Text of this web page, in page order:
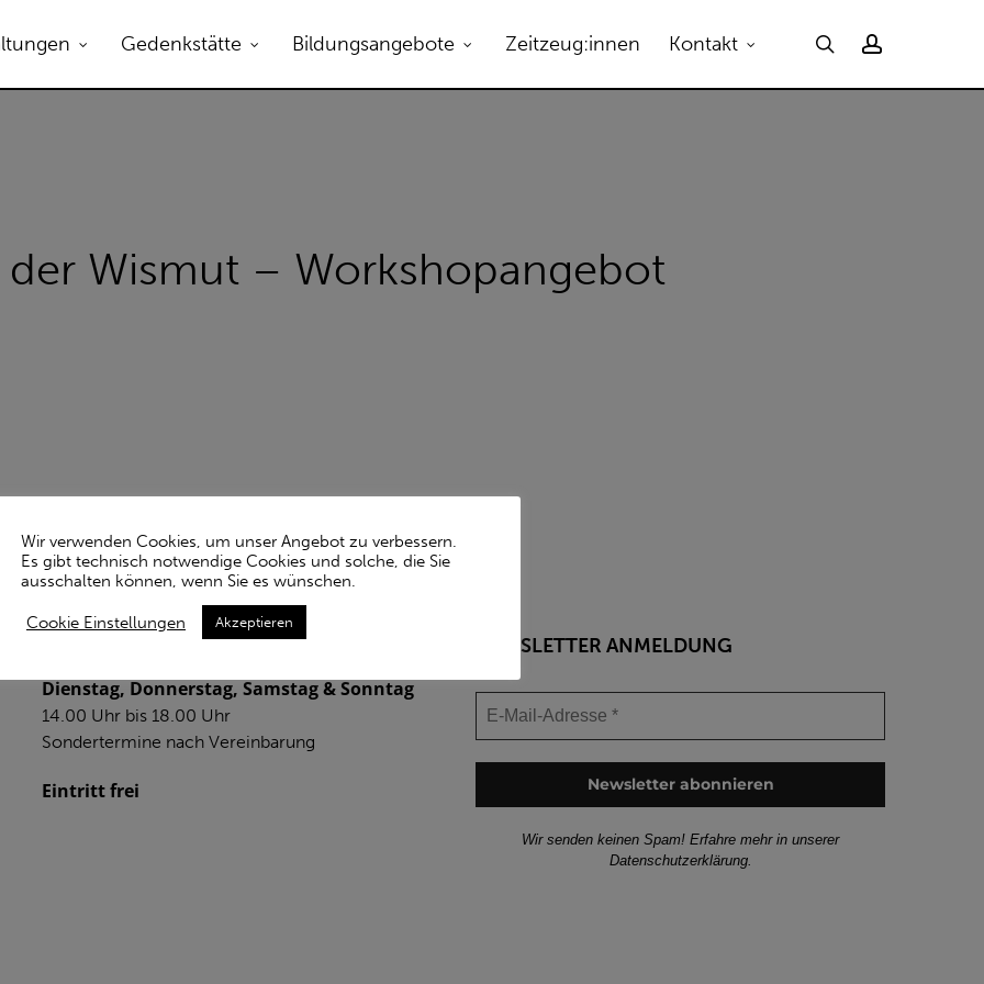
Gedenkstätte Bildungsangebote Zeitzeug:innen Kontakt searchaccount
der Wismut – Workshopangebot
ÖFFNUNGSZEITEN
Dienstag, Donnerstag, Samstag & Sonntag
14.00 Uhr bis 18.00 Uhr
Sondertermine nach Vereinbarung
Eintritt frei
NEWSLETTER ANMELDUNG
Wir senden keinen Spam! Erfahre mehr in unserer
Datenschutzerklärung.
Wir verwenden Cookies, um unser Angebot zu verbessern.
Es gibt technisch notwendige Cookies und solche, die Sie
ausschalten können, wenn Sie es wünschen.
Cookie Einstellungen Akzeptieren
Öffnen.